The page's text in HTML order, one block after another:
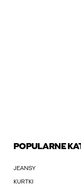
POPULARNE
JEANSY
KURTKI